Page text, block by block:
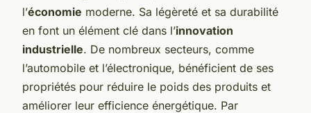
l’économie moderne. Sa légèreté et sa durabilité
en font un élément clé dans l’innovation
industrielle. De nombreux secteurs, comme
l’automobile et l’électronique, bénéficient de ses
propriétés pour réduire le poids des produits et
améliorer leur efficience énergétique. Par